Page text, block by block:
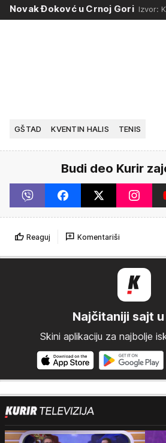
Novak Đokovć u Crnoj GoriIzvor:
GŠTAD KVENTIN HALIS TENIS
Budi deo Kurir
Reaguj Komentariši
Najčitaniji sajt
Skini aplikaciju za najbolje